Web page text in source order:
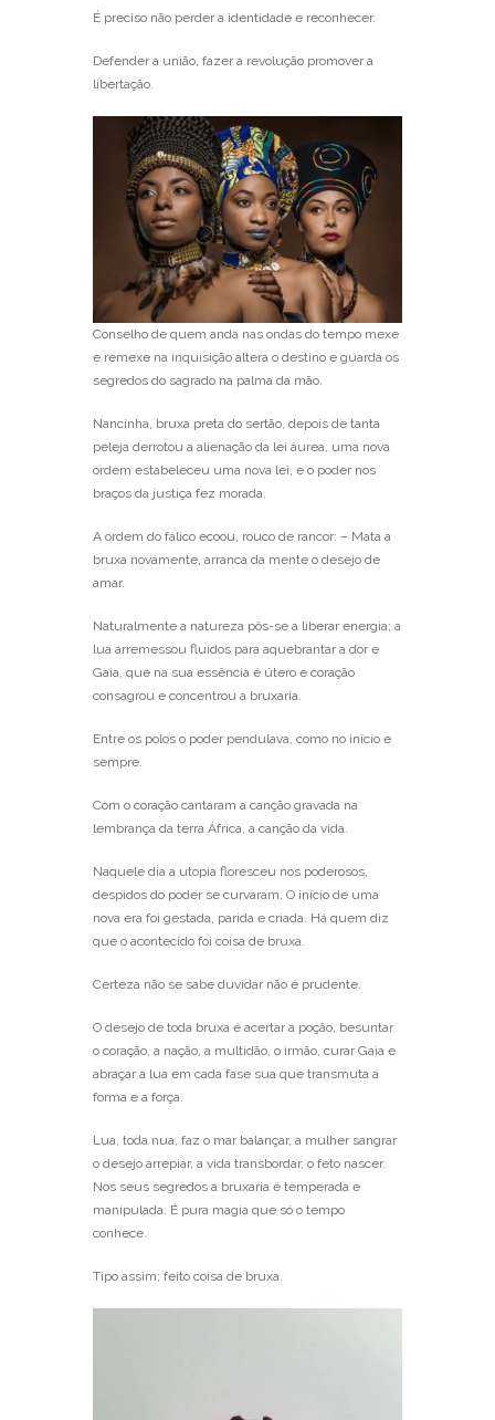
É preciso não perder a identidade e reconhecer.
Defender a união, fazer a revolução promover a
libertação.
Conselho de quem anda nas ondas do tempo mexe
e remexe na inquisição altera o destino e guarda os
segredos do sagrado na palma da mão.
Nancinha, bruxa preta do sertão, depois de tanta
peleja derrotou a alienação da lei áurea, uma nova
ordem estabeleceu uma nova lei, e o poder nos
braços da justiça fez morada.
A ordem do fálico ecoou, rouco de rancor: – Mata a
bruxa novamente, arranca da mente o desejo de
amar.
Naturalmente a natureza pôs-se a liberar energia; a
lua arremessou fluidos para aquebrantar a dor e
Gaia, que na sua essência é útero e coração
consagrou e concentrou a bruxaria.
Entre os polos o poder pendulava, como no início e
sempre.
Com o coração cantaram a canção gravada na
lembrança da terra África, a canção da vida.
Naquele dia a utopia floresceu nos poderosos,
despidos do poder se curvaram. O início de uma
nova era foi gestada, parida e criada. Há quem diz
que o acontecido foi coisa de bruxa.
Certeza não se sabe duvidar não é prudente.
O desejo de toda bruxa é acertar a poção, besuntar
o coração, a nação, a multidão, o irmão, curar Gaia e
abraçar a lua em cada fase sua que transmuta a
forma e a força.
Lua, toda nua, faz o mar balançar, a mulher sangrar
o desejo arrepiar, a vida transbordar, o feto nascer.
Nos seus segredos a bruxaria é temperada e
manipulada. É pura magia que só o tempo
conhece.
Tipo assim; feito coisa de bruxa.